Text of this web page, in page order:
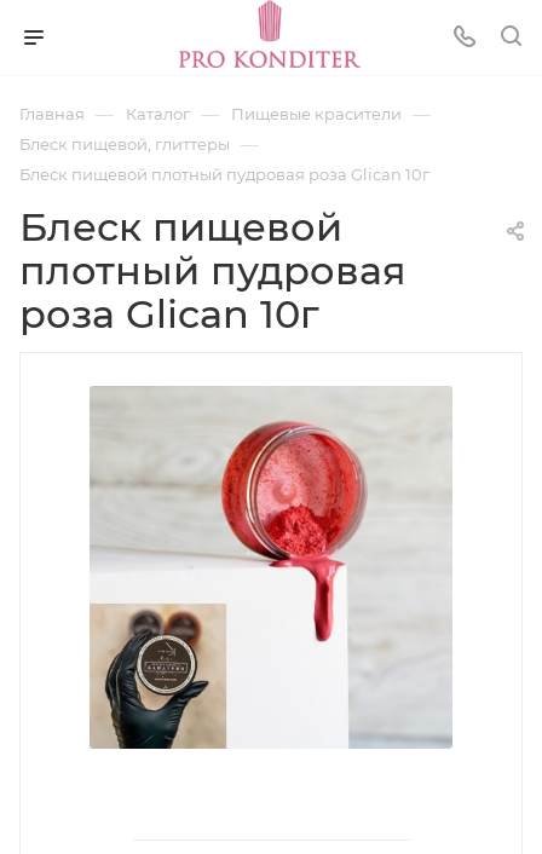
Главная — Каталог — Пищевые красители —
Блеск пищевой, глиттеры —
Блеск пищевой плотный пудровая роза Glican 10г
Блеск пищевой
плотный пудровая
роза Glican 10г